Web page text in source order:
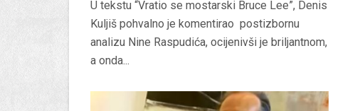
U tekstu “Vratio se mostarski Bruce Lee”, Denis
Kuljiš pohvalno je komentirao postizbornu
analizu Nine Raspudića, ocijenivši je briljantnom,
a onda...